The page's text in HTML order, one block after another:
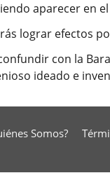
aparecer en
lograr efectos
con la
ideado e
Somos?